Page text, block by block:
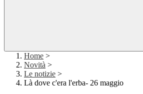
Home >
Novità >
Le notizie >
Là dove c'era l'erba- 26 maggio